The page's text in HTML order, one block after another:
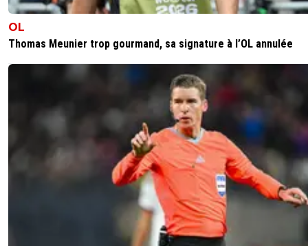
OL
Thomas Meunier trop gourmand, sa signature à l’OL annulée